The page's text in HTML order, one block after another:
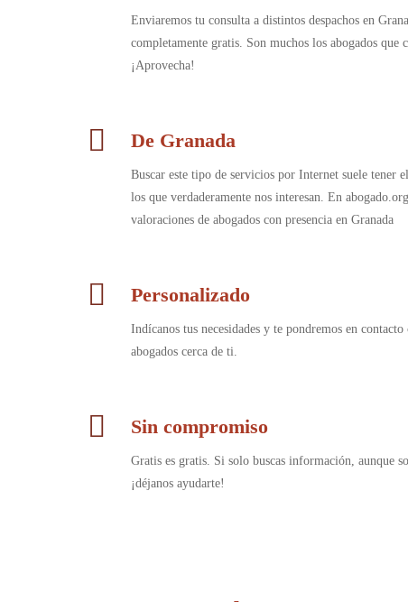
Enviaremos tu consulta a distintos despachos en
completamente gratis. Son muchos los abogados
¡Aprovecha!
De Granada
Buscar este tipo de servicios por Internet suele tener
los que verdaderamente nos interesan. En
valoraciones de abogados con presencia en Granada
Personalizado
Indícanos tus necesidades y te pondremos en
abogados cerca de ti.
Sin compromiso
Gratis es gratis. Si solo buscas información, aunque
¡déjanos ayudarte!